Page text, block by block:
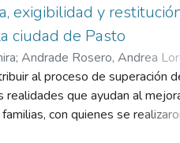
exigibilidad y
ciudad de Pasto
; Andrade Rosero, Andrea
al proceso de superación
que ayudan al
con quienes se
y la construcción de